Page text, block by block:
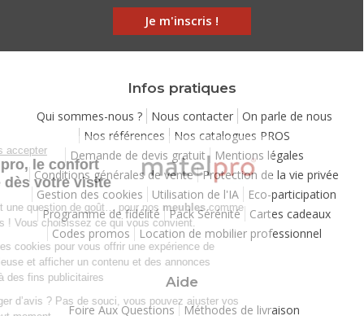
Je m'inscris !
Infos pratiques
Qui sommes-nous ? Nous contacter
On parle de nous
Nos références
Nos catalogues PROS
Demande de devis gratuit
Mentions légales
Conditions générales de vente Protection de la vie privée
Gestion des cookies
Utilisation de l'IA
Eco-participation
Programme de fidélité
Pack Sérénité
Cartes cadeaux
Codes promos
Location de mobilier professionnel
Aide
Foire Aux Questions Méthodes de livraison
Continuer sans accepter
Chez Matelpro, le confort
commence dès votre visite
Leconfort , c'est une question de goût… pour nosmeubles
comme
pour nos cookies ! Vous choisissez ce qui vous convient.
Nous utilisons des cookies pour vous offrir une expérience de
navigation moelleuse et afficher un contenu et des annonces
personnalisées à des fins publicitaires
Besoin de changer d’avis ? Pas de souci, vous pouvez ajuster vos